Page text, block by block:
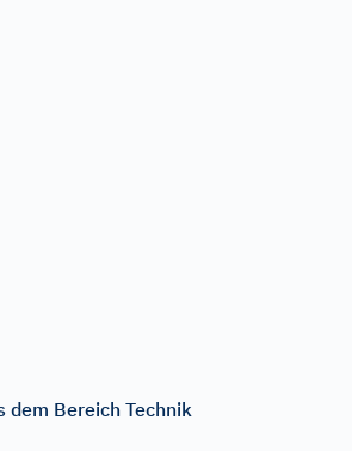
Bereich Technik